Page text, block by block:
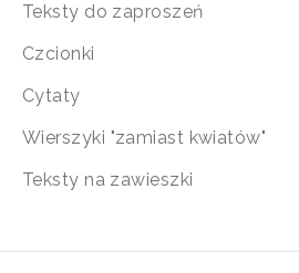
Teksty do zaproszeń
Czcionki
Cytaty
Wierszyki "zamiast kwiatów"
Teksty na zawieszki